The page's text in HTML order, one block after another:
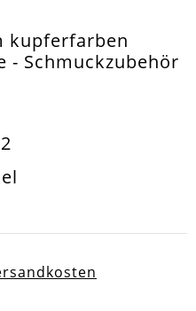
kupferfarben
- Schmuckzubehör